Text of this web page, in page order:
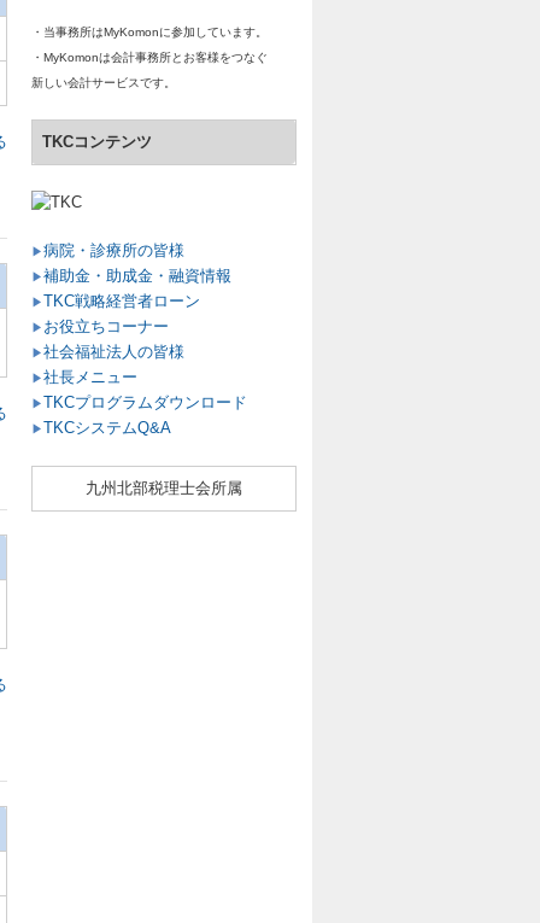
・当事務所はMyKomonに参加しています。
・MyKomonは会計事務所とお客様をつなぐ
新しい会計サービスです。
TKCコンテンツ
▶病院・診療所の皆様
▶補助金・助成金・融資情報
▶TKC戦略経営者ローン
▶ お役立ちコーナー
▶社会福祉法人の皆様
▶社長メニュー
▶TKCプログラムダウンロード
▶TKCシステムQ&A
九州北部税理士会所属